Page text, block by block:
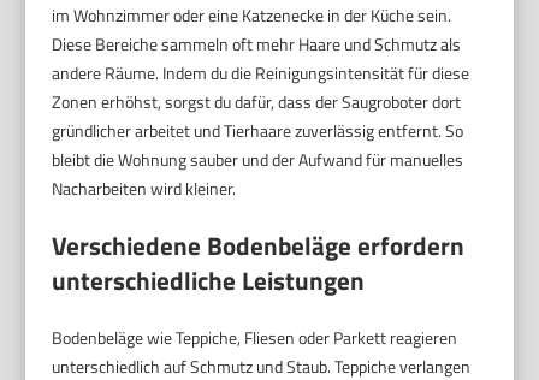
im Wohnzimmer oder eine Katzenecke in der Küche sein.
Diese Bereiche sammeln oft mehr Haare und Schmutz als
andere Räume. Indem du die Reinigungsintensität für diese
Zonen erhöhst, sorgst du dafür, dass der Saugroboter dort
gründlicher arbeitet und Tierhaare zuverlässig entfernt. So
bleibt die Wohnung sauber und der Aufwand für manuelles
Nacharbeiten wird kleiner.
Verschiedene Bodenbeläge erfordern
unterschiedliche Leistungen
Bodenbeläge wie Teppiche, Fliesen oder Parkett reagieren
unterschiedlich auf Schmutz und Staub. Teppiche verlangen